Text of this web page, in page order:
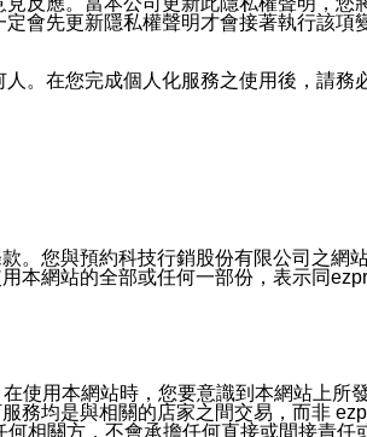
會先更新隱私權聲明才會接著執行該
。在您完成個人化服務之使用後，請
司/本服務好友，您仍可接收到通知型訊
廣告或其他目的的訊息皆不會被傳送。
號或認證官方帳號的通知型訊息。
。您與預約科技行銷股份有限公司之網
網站的全部或任何一部份，表示同
使用本網站時，您要意識到本網站上
務均是與相關的店家之間交易，而非
相關方，不會承擔任何直接或間接責